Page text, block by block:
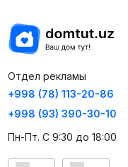
Отдел рекламы
+998 (78) 113-20-86
+998 (93) 390-30-10
Пн-Пт. С 9:30 до 18:00